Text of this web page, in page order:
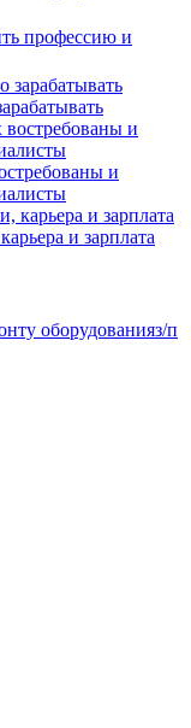
профессию и
и
и зарплата
оборудованияз/п